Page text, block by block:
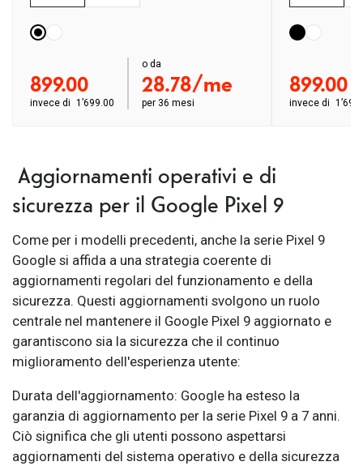
899.00
invece di 1’699.00
o da
28.78/me
per 36 mesi
899.00
invece di
Aggiornamenti operativi e di
sicurezza per il Google Pixel 9
Come per i modelli precedenti, anche la serie Pixel 9
Google si affida a una strategia coerente di
aggiornamenti regolari del funzionamento e della
sicurezza. Questi aggiornamenti svolgono un ruolo
centrale nel mantenere il Google Pixel 9 aggiornato e
garantiscono sia la sicurezza che il continuo
miglioramento dell'esperienza utente:
Durata dell'aggiornamento: Google ha esteso la
garanzia di aggiornamento per la serie Pixel 9 a 7 anni.
Ciò significa che gli utenti possono aspettarsi
aggiornamenti del sistema operativo e della sicurezza